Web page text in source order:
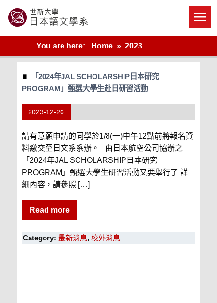
content
世新大學教學單位的網站
You are here:
Home 2023
「2024年JAL SCHOLARSHIP日本研究
PROGRAM」甄選大學生赴日研習活動
2023-12-26
請有意願申請的同學於1/8(一)中午12點前將報名資
料繳交至日文系系辦。 由日本航空公司協辦之
「2024年JAL SCHOLARSHIP日本研究
PROGRAM」甄選大學生研習活動又要舉行了 詳
細內容，請參照 […]
Read more
Category: 最新消息, 校外消息